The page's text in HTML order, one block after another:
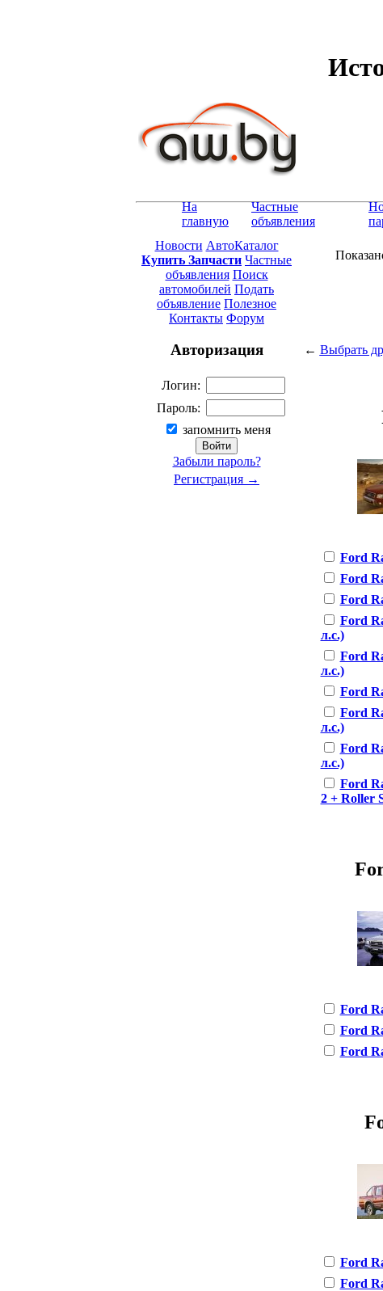
На
главную
Частные
объявления
Новости АвтоКаталог
Купить Запчасти Частные
объявления Поиск
автомобилей Подать
объявление Полезное
Контакты Форум
Авторизация
Логин:
Пароль:
запомнить меня
Забыли пароль?
Регистрация →
← Выбрать
Ford
Ford
Ford
Ford
л.с.)
Ford
л.с.)
Ford
Ford
л.с.)
Ford
л.с.)
Ford
2 + Roller
Ford
Ford
Ford
Ford
Ford